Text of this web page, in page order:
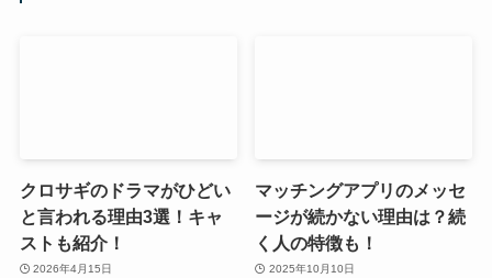
クロサギのドラマがひどい
と言われる理由3選！キャ
ストも紹介！
2026年4月15日
マッチングアプリのメッセ
ージが続かない理由は？続
く人の特徴も！
2025年10月10日